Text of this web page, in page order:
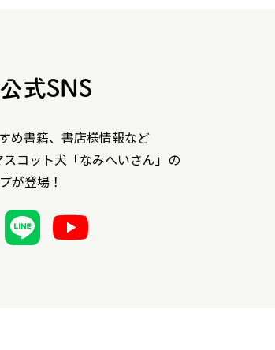
式SNS
め書籍、書店様情報など
コット犬「なみへいさん」の
が登場！